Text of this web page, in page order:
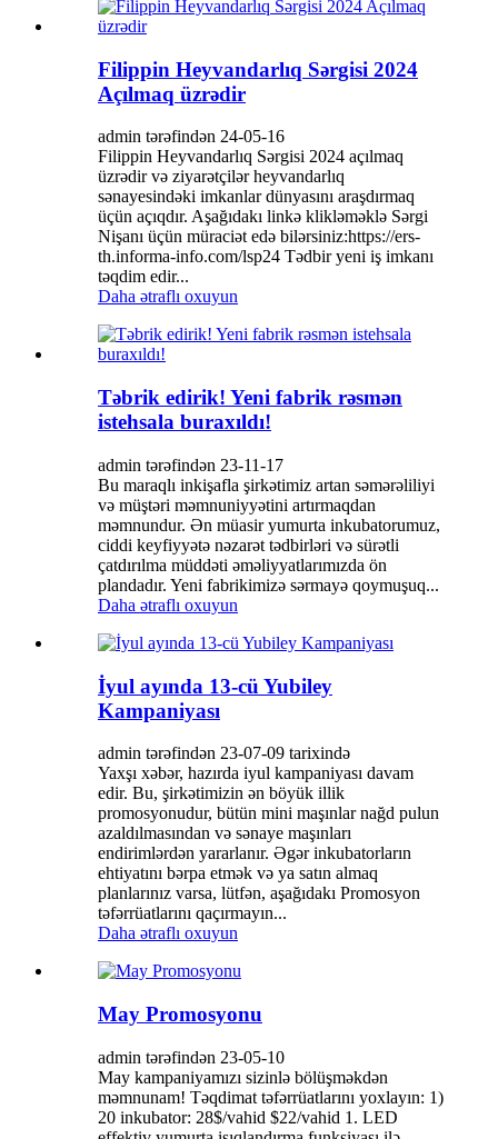
Filippin Heyvandarlıq Sərgisi 2024
Açılmaq üzrədir
admin tərəfindən 24-05-16
Filippin Heyvandarlıq Sərgisi 2024 açılmaq
üzrədir və ziyarətçilər heyvandarlıq
sənayesindəki imkanlar dünyasını araşdırmaq
üçün açıqdır. Aşağıdakı linkə klikləməklə Sərgi
Nişanı üçün müraciət edə bilərsiniz:https://ers-
th.informa-info.com/lsp24 Tədbir yeni iş imkanı
təqdim edir...
Daha ətraflı oxuyun
Təbrik edirik! Yeni fabrik rəsmən
istehsala buraxıldı!
admin tərəfindən 23-11-17
Bu maraqlı inkişafla şirkətimiz artan səmərəliliyi
və müştəri məmnuniyyətini artırmaqdan
məmnundur. Ən müasir yumurta inkubatorumuz,
ciddi keyfiyyətə nəzarət tədbirləri və sürətli
çatdırılma müddəti əməliyyatlarımızda ön
plandadır. Yeni fabrikimizə sərmayə qoymuşuq...
Daha ətraflı oxuyun
İyul ayında 13-cü Yubiley
Kampaniyası
admin tərəfindən 23-07-09 tarixində
Yaxşı xəbər, hazırda iyul kampaniyası davam
edir. Bu, şirkətimizin ən böyük illik
promosyonudur, bütün mini maşınlar nağd pulun
azaldılmasından və sənaye maşınları
endirimlərdən yararlanır. Əgər inkubatorların
ehtiyatını bərpa etmək və ya satın almaq
planlarınız varsa, lütfən, aşağıdakı Promosyon
təfərrüatlarını qaçırmayın...
Daha ətraflı oxuyun
May Promosyonu
admin tərəfindən 23-05-10
May kampaniyamızı sizinlə bölüşməkdən
məmnunam! Təqdimat təfərrüatlarını yoxlayın: 1)
20 inkubator: 28$/vahid $22/vahid 1. LED